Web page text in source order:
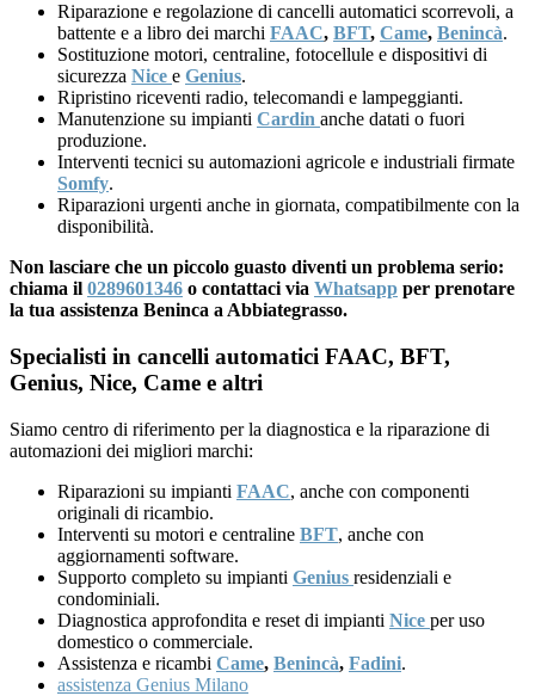
Riparazione e regolazione di cancelli automatici scorrevoli, a
battente e a libro dei marchi FAAC, BFT, Came, Benincà.
Sostituzione motori, centraline, fotocellule e dispositivi di
sicurezza Nice e Genius.
Ripristino riceventi radio, telecomandi e lampeggianti.
Manutenzione su impianti Cardin anche datati o fuori
produzione.
Interventi tecnici su automazioni agricole e industriali firmate
Somfy.
Riparazioni urgenti anche in giornata, compatibilmente con la
disponibilità.
Non lasciare che un piccolo guasto diventi un problema serio:
chiama il 0289601346 o contattaci via Whatsapp per prenotare
la tua assistenza Beninca a Abbiategrasso.
Specialisti in cancelli automatici FAAC, BFT,
Genius, Nice, Came e altri
Siamo centro di riferimento per la diagnostica e la riparazione di
automazioni dei migliori marchi:
Riparazioni su impianti FAAC, anche con componenti
originali di ricambio.
Interventi su motori e centraline BFT, anche con
aggiornamenti software.
Supporto completo su impianti Genius residenziali e
condominiali.
Diagnostica approfondita e reset di impianti Nice per uso
domestico o commerciale.
Assistenza e ricambi Came, Benincà, Fadini.
assistenza Genius Milano